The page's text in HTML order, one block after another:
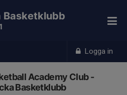
Logga in
Basketklubb
Academy Club -
Basketklubb